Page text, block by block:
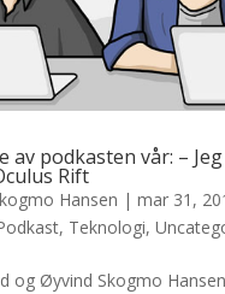
av podkasten vår: –
Rift
Hansen | mar 31,
, Teknologi,
og Øyvind Skogmo